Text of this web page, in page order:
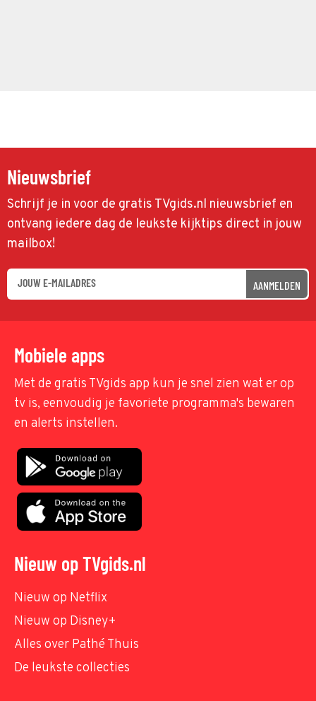
Nieuwsbrief
Schrijf je in voor de gratis TVgids.nl nieuwsbrief en
ontvang iedere dag de leukste kijktips direct in jouw
mailbox!
AANMELDEN
Mobiele apps
Met de gratis TVgids app kun je snel zien wat er op
tv is, eenvoudig je favoriete programma's bewaren
en alerts instellen.
Nieuw op TVgids.nl
Nieuw op Netflix
Nieuw op Disney+
Alles over Pathé Thuis
De leukste collecties